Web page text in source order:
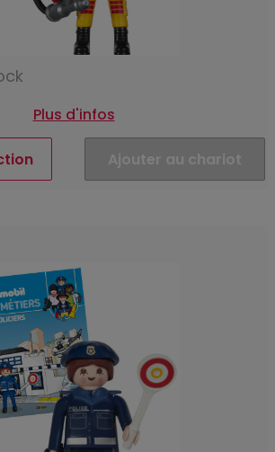
Plus d'infos
Ajouter au chariot